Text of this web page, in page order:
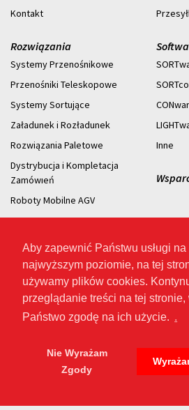
Aby zapewnić Państwu usługi na
najwyższym poziomie, na tej
używamy plików cookies.
przeglądanie treści na tej stronie,
Państwo zgodę na ich użycie. .
Nie Wyrażam
Zgody
Kontakt
Rozwiązania
Systemy Przenośnikowe
Przenośniki Teleskopowe
Systemy Sortujące
Załadunek i Rozładunek
Rozwiązania Paletowe
Dystrybucja i Kompletacja
Zamówıeń
Roboty Mobilne AGV
Inne
2026 © Prawo
Autorskie.